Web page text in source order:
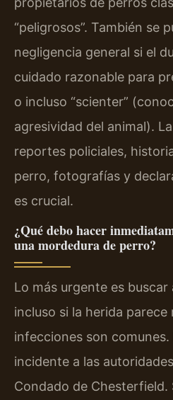
“peligrosos”. También se
negligencia general si el
cuidado razonable para
o incluso “scienter”
agresividad del animal).
reportes policiales,
perro, fotografías y
es crucial.
¿Qué debo hacer
una mordedura de perro?
Lo más urgente es
incluso si la herida parece
infecciones son
incidente a las
Condado de Chesterfield.